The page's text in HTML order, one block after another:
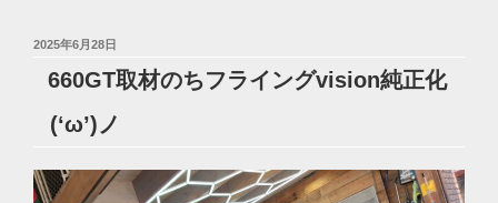
投
日:
2025年6月28日
660GT取材のちフライングvision純正化
(‘ω’)ノ